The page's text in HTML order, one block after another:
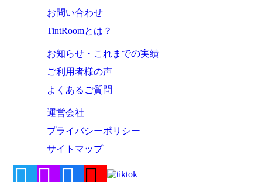
お問い合わせ
TintRoomとは？
お知らせ・これまでの実績
ご利用者様の声
よくあるご質問
運営会社
プライバシーポリシー
サイトマップ